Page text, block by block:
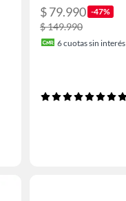
$ 79.990 -47%
$ 149.990
6cuotas sin interés